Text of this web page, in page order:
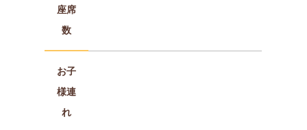
座席
数
お子
様連
れ